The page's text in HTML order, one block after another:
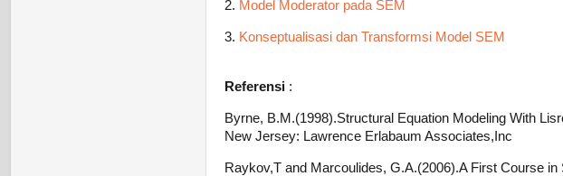
2. Model Moderator pada SEM
3. Konseptualisasi dan Transformsi Model SEM
Referensi:
Byrne, B.M.(1998).Structural Equation Modeling With
New Jersey: Lawrence Erlabaum Associates,Inc
Raykov,T and Marcoulides, G.A.(2006).A First Course